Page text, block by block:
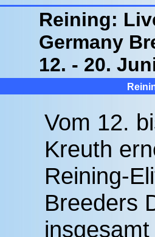
Reining:
Germany
12. - 20.
Vom 12.
Kreuth
Reining-
Breeders